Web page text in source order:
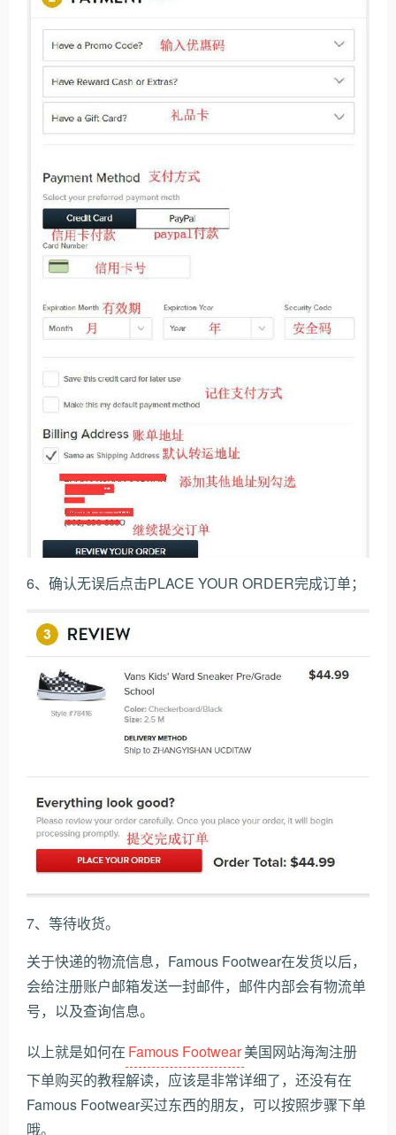
6、确认无误后点击PLACE YOUR ORDER完成订单；
7、等待收货。
关于快递的物流信息，Famous Footwear在发货以后，
会给注册账户邮箱发送一封邮件，邮件内部会有物流单
号，以及查询信息。
以上就是如何在 Famous Footwear美国网站海淘注册
下单购买的教程解读，应该是非常详细了，还没有在
Famous Footwear买过东西的朋友，可以按照步骤下单
哦。